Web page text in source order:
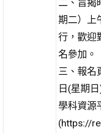
二、旨揭
期二）上
行，歡迎
名參加。
三、報名
日(星期
學科資源
(https://